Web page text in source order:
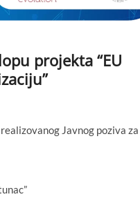
projekta “EU
Javnog poziva za